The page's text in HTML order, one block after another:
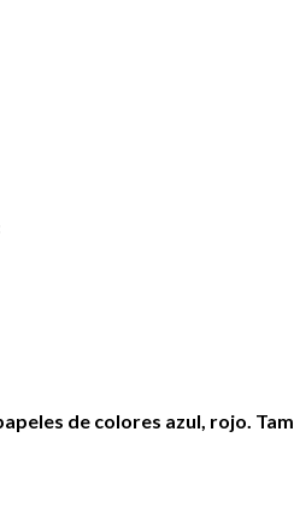
de colores azul, rojo.